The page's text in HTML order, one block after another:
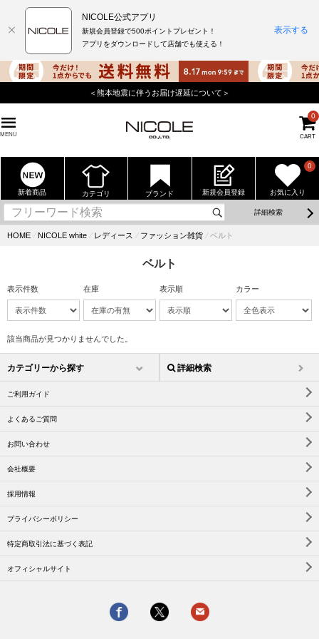
＜熊本地震に伴うお届け遅延について＞
MENU CART
0
新着商品 カテゴリ ブランド 新規会員登録 お気に入り
0
詳細検索
HOME ⁄ NICOLE white ⁄ レディース ⁄ ファッション雑貨 ⁄ ベルト
ベルト
表示件数 在庫 表示順 カラー
該当商品が見つかりませんでした。
カテゴリーから探す 詳細検索
ご利用ガイド
よくあるご質問
お問い合わせ
会社概要
採用情報
プライバシーポリシー
特定商取引法に基づく表記
オフィシャルサイト
NICOLE公式アプリ
新規会員登録で500ポイントプレゼント！
アプリをダウンロードして店舗でも使える！
表示する